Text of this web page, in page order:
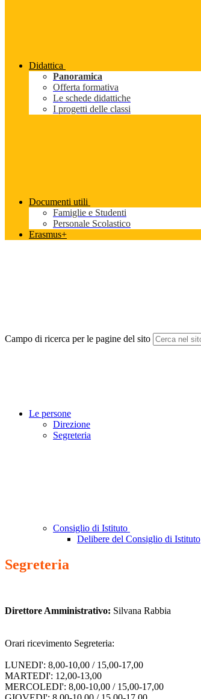
Didattica
Panoramica
Offerta formativa
Le schede didattiche
I progetti delle classi
Documenti utili
Famiglie e Studenti
Personale Scolastico
Erasmus+
Campo di ricerca per le pagine del sito
Le persone
Direzione
Segreteria
Consiglio di Istituto
Delibere del Consiglio di Istituto
Segreteria
Direttore Amministrativo: Silvana Rabbia
Orari ricevimento Segreteria:
LUNEDI': 8,00-10,00 / 15,00-17,00
MARTEDI': 12,00-13,00
MERCOLEDI': 8,00-10,00 / 15,00-17,00